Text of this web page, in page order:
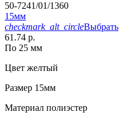
50-7241/01/1360
15мм
checkmark_alt_circleВыбрать
61.74 р.
По 25 мм
Цвет желтый
Размер 15мм
Материал полиэстер